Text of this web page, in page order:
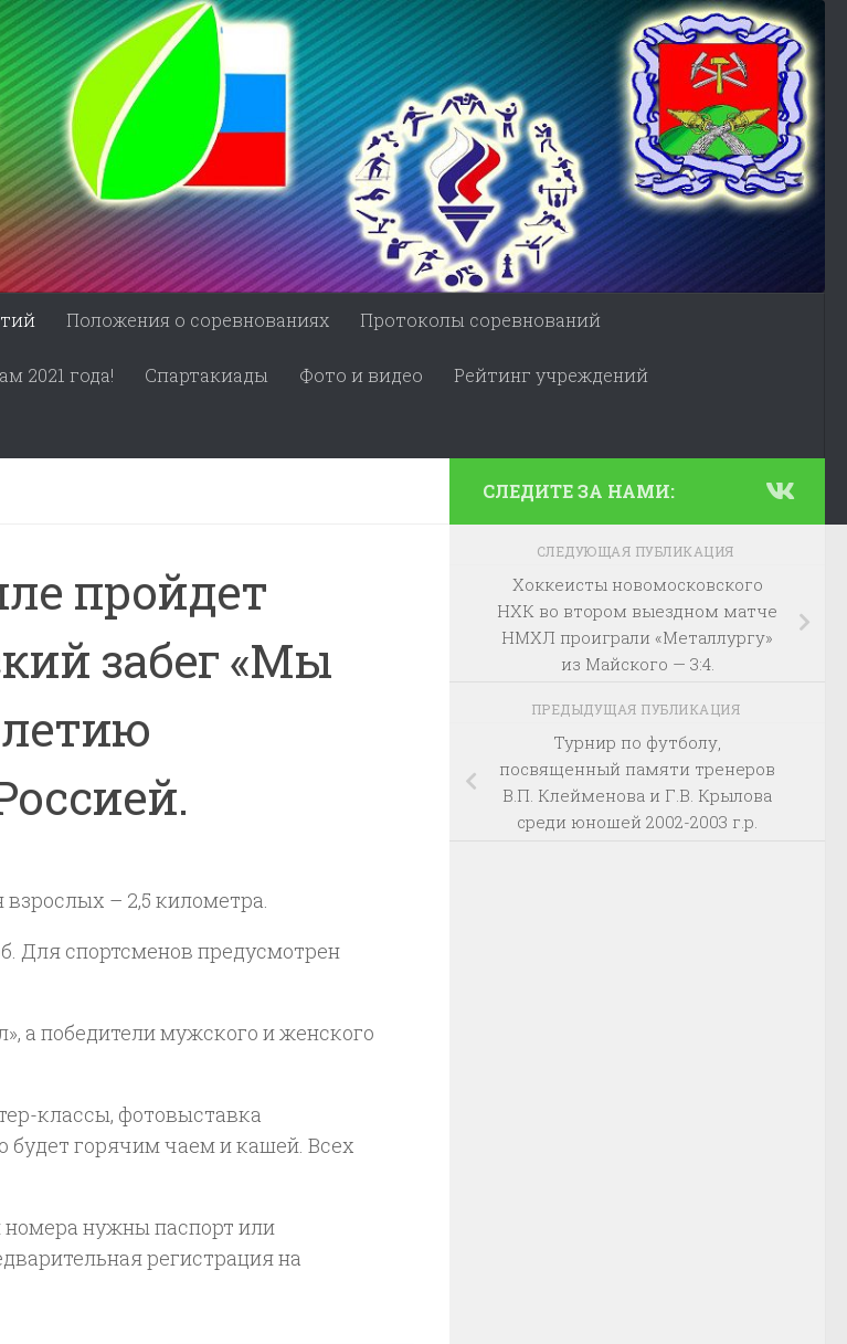
Положения о соревнованиях Протоколы соревнований
2021 года! Спартакиады Фото и видео Рейтинг учреждений
пройдет
забег «Мы
– 2,5 километра.
Для спортсменов предусмотрен
а победители мужского и женского
классы, фотовыставка
горячим чаем и кашей. Всех
номера нужны паспорт или
регистрация на
СЛЕДИТЕ ЗА НАМИ:
СЛЕДУЮЩАЯ ПУБЛИКАЦИЯ
Хоккеисты новомосковского
НХК во втором выездном матче
НМХЛ проиграли «Металлургу»
из Майского — 3:4.
ПРЕДЫДУЩАЯ ПУБЛИКАЦИЯ
Турнир по футболу,
посвященный памяти тренеров
В.П. Клейменова и Г.В. Крылова
среди юношей 2002-2003 г.р.